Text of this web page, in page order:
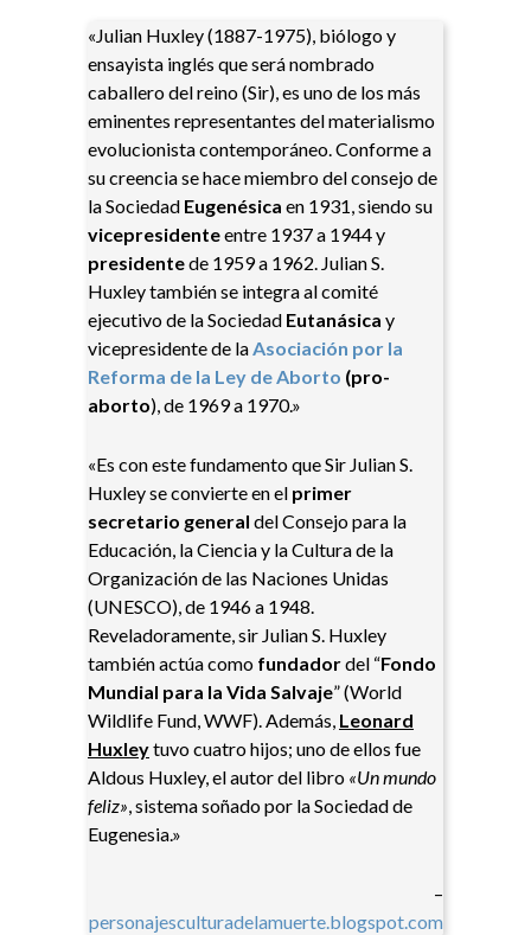
«Julian Huxley (1887-1975), biólogo y
ensayista inglés que será nombrado
caballero del reino (Sir), es uno de los más
eminentes representantes del materialismo
evolucionista contemporáneo. Conforme a
su creencia se hace miembro del consejo de
laSociedad Eugenésica en 1931, siendo su
vicepresidenteentre 1937 a 1944 y
presidentede 1959 a 1962. Julian S.
Huxley también se integra al comité
ejecutivo de laSociedad Eutanásica y
vicepresidente de laAsociación por la
Reforma de la Ley de Aborto (pro-
aborto), de 1969 a 1970.»
«Es con este fundamento que Sir Julian S.
Huxley se convierte en el primer
secretario general del Consejo para la
Educación, la Ciencia y la Cultura de la
Organización de las Naciones Unidas
(UNESCO), de 1946 a 1948.
Reveladoramente, sir Julian S. Huxley
también actúa como fundadordel “Fondo
Mundial para la Vida Salvaje” (World
Wildlife Fund, WWF). Además, Leonard
Huxleytuvo cuatro hijos; uno de ellos fue
Aldous Huxley, el autor del libro «Un mundo
feliz», sistema soñado por la Sociedad de
Eugenesia.»
–
personajesculturadelamuerte.blogspot.com